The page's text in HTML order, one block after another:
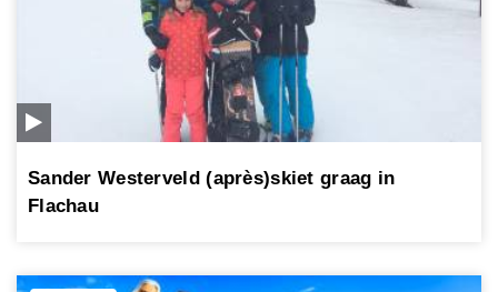
Sander Westerveld (après)skiet graag in
Flachau